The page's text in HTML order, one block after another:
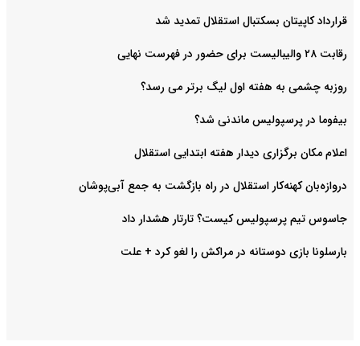
قرارداد کاپیتان بسکتبال استقلال تمدید شد
رقابت ۲۸ والیبالیست برای حضور در فهرست نهایی
روزبه چشمی به هفته اول لیگ برتر می رسد؟
بیفوما در پرسپولیس ماندنی شد؟
اعلام مکان برگزاری دیدار هفته ابتدایی استقلال
دروازه‌بان کهنه‌کار استقلال در راه بازگشت به جمع آبی‌پوشان
جاسوس تیم پرسپولیس کیست؟ تارتار هشدار داد
بارسلونا بازی دوستانه در مراکش را لغو کرد + علت